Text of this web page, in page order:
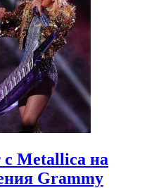
с Metallica на
Grammy